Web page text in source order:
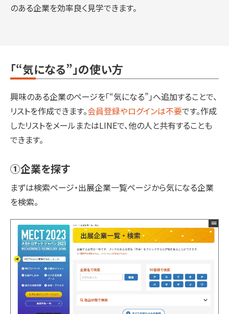
のある企業を効率良く見学できます。
「“気になる”」の使い方
興味のある企業のページを「“気になる”」へ追加することで、
リストを作成できます。会員登録やログインは不要です。作成
したリストをメールまたはLINEで、他の人と共有することも
できます。
①企業を探す
まずは検索ページ・出展企業一覧ページから気になる企業
を検索。